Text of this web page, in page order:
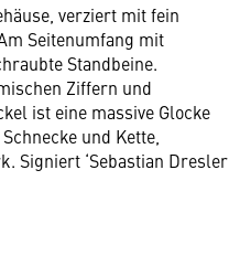
verziert mit fein
Seitenumfang mit
Standbeine.
Ziffern und
ist eine massive Glocke
und Kette,
Signiert ‘Sebastian Dresler